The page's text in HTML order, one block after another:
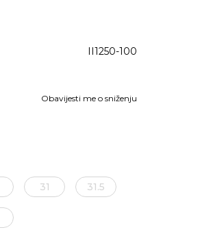
II1250-100
Obavijesti me o sniženju
31 31.5